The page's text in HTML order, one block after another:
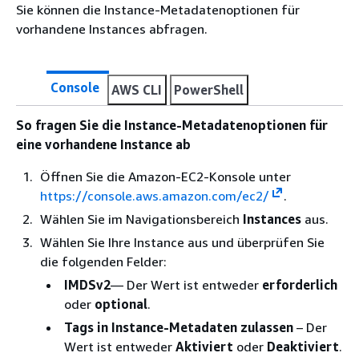
Sie können die Instance-Metadatenoptionen für
vorhandene Instances abfragen.
Console AWS CLI PowerShell
So fragen Sie die Instance-Metadatenoptionen für
eine vorhandene Instance ab
Öffnen Sie die Amazon-EC2-Konsole unter
https://console.aws.amazon.com/ec2/
.
Wählen Sie im Navigationsbereich Instances aus.
Wählen Sie Ihre Instance aus und überprüfen Sie
die folgenden Felder:
IMDSv2— Der Wert ist entweder erforderlich
oder optional.
Tags in Instance-Metadaten zulassen – Der
Wert ist entweder Aktiviert oder Deaktiviert.